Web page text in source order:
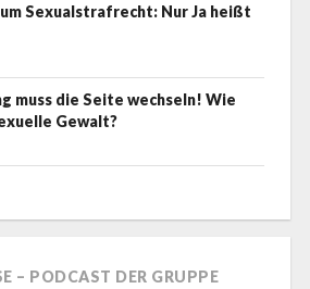
Sexualstrafrecht: Nur Ja heißt
muss die Seite wechseln! Wie
Gewalt?
– PODCAST DER GRUPPE